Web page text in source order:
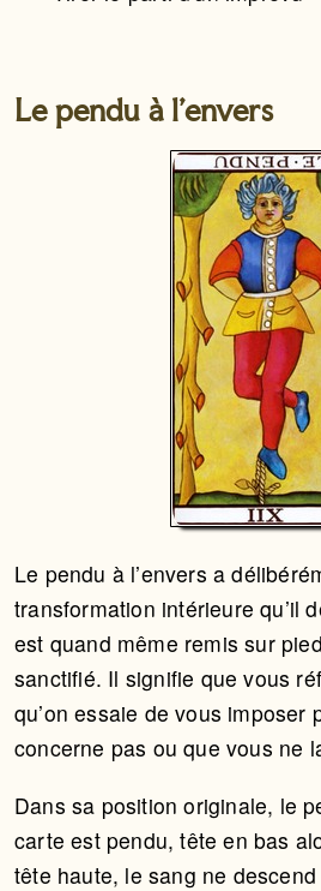
Le pendu à l'envers
Le pendu à l’envers a
transformation intérieure qu’il
est quand même remis sur
sanctifié. Il signifie que vous
qu’on essaie de vous imposer
concerne pas ou que vous ne
Dans sa position originale, le
carte est pendu, tête en bas
tête haute, le sang ne